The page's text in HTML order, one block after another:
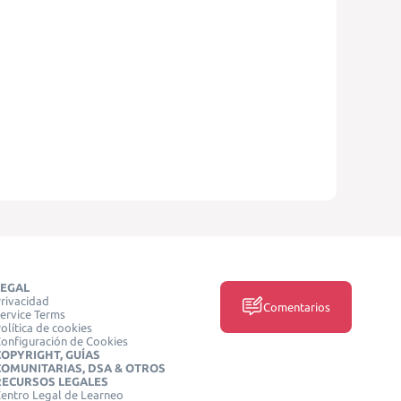
Terms
de cookies
de Cookies
GUÍAS
DSA & OTROS
LEGALES
Legal de Learneo
Comentarios